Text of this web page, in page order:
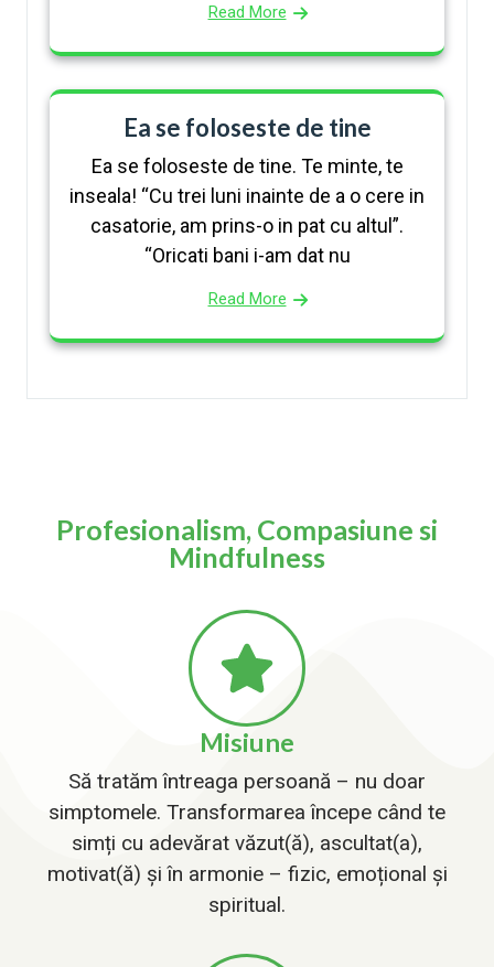
Read More
Ea se foloseste de tine
Ea se foloseste de tine. Te minte, te
inseala! “Cu trei luni inainte de a o cere in
casatorie, am prins-o in pat cu altul”.
“Oricati bani i-am dat nu
Read More
Profesionalism, Compasiune si
Mindfulness
Misiune
Să tratăm întreaga persoană – nu doar
simptomele. Transformarea începe când te
simți cu adevărat văzut(ă), ascultat(a),
motivat(ă) și în armonie – fizic, emoțional și
spiritual.